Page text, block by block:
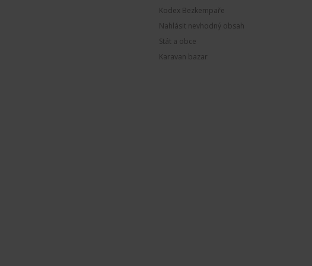
Kodex Bezkempaře
Nahlásit nevhodný obsah
Stát a obce
Karavan bazar